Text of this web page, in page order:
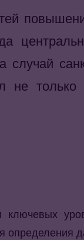
случай
не
ключевых
определения